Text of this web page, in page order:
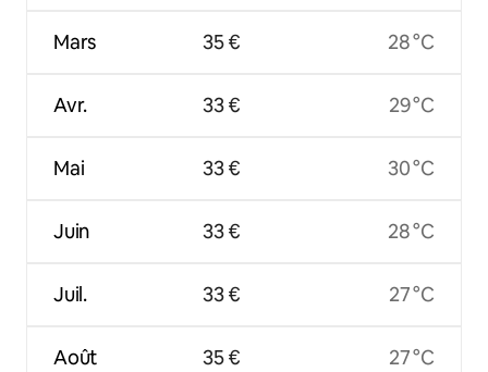
Mars
Avr.
Mai
Juin
Juil.
Août
35 €
33 €
33 €
33 €
33 €
35 €
28 °C
29 °C
30 °C
28 °C
27 °C
27 °C